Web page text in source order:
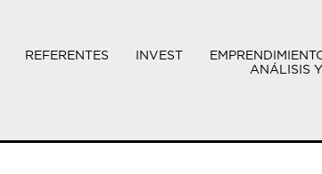
REFERENTES INVEST
ANÁLISIS